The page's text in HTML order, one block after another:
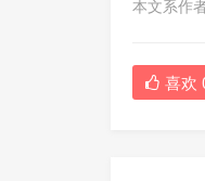
本文系作
喜欢